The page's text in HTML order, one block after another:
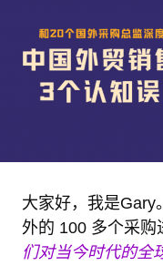
大家好，我是Gary
外的 100 多个采购
们对当今时代的全